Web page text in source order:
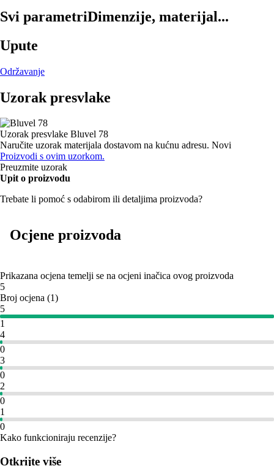
Svi parametriDimenzije, materijal...
Upute
Održavanje
Uzorak presvlake
Uzorak presvlake Bluvel 78
Naručite uzorak materijala dostavom na kućnu adresu. Novi
Proizvodi s ovim uzorkom.
Preuzmite uzorak
Upit o proizvodu
Trebate li pomoć s odabirom ili detaljima proizvoda?
Ocjene proizvoda
Prikazana ocjena temelji se na ocjeni inačica ovog proizvoda
5
Broj ocjena (1)
5
1
4
0
3
0
2
0
1
0
Kako funkcioniraju recenzije?
Otkrijte više